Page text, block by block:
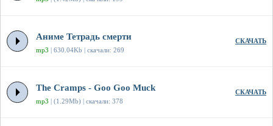
Аниме Тетрадь смерти
mp3 | 630.04Kb | скачали: 269
СКАЧАТЬ
The Cramps - Goo Goo Muck
mp3 | (1.29Mb) | скачали: 378
СКАЧАТЬ